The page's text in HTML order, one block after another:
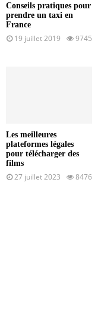
Conseils pratiques pour
prendre un taxi en
France
19 juillet 2019 9745
Les meilleures
plateformes légales
pour télécharger des
films
27 juillet 2023 8476